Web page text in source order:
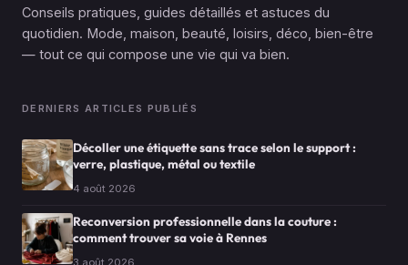
Conseils pratiques, guides détaillés et astuces du
quotidien. Mode, maison, beauté, loisirs, déco, bien-être
— tout ce qui compose une vie qui va bien.
DERNIERS ARTICLES PUBLIÉS
Décoller une étiquette sans trace selon le support :
verre, plastique, métal ou textile
4 août 2026
Reconversion professionnelle dans la couture :
comment trouver sa voie à Rennes